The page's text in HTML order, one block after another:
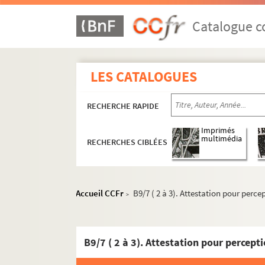
Catalogue
LES CATALOGUES
RECHERCHE RAPIDE
RECHERCHES CIBLÉES
Imprimés
multimédia
Accueil CCFr > B9/7 ( 2 à 3). Attestation pour
Série A. Autographes de François de
série B. Boîtes d’archives sur Fénelon
B2. Autographes achetés par la ville de
B3. Diverses pièces concernant Fénelon